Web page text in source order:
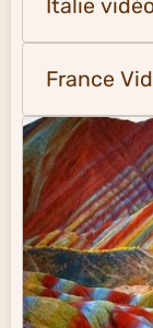
Italie
France